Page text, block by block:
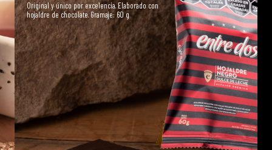
Original y único por excelencia. Elaborado con
hojaldre de chocolate. Gramaje: 60 g